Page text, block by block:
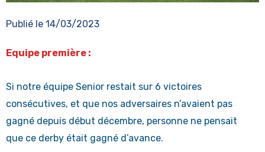
Publié le 14/03/2023
Equipe première :
Si notre équipe Senior restait sur 6 victoires
consécutives, et que nos adversaires n’avaient pas
gagné depuis début décembre, personne ne pensait
que ce derby était gagné d’avance.